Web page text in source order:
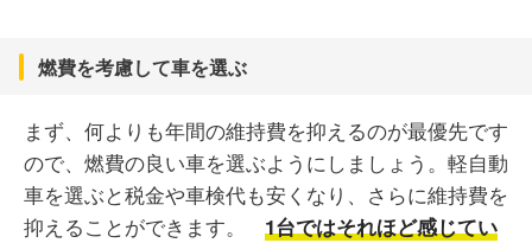
燃費を考慮して車を選ぶ
まず、何よりも年間の維持費を抑えるのが最優先です
ので、燃費の良い車を選ぶようにしましょう。軽自動
車を選ぶと税金や車検代も安くなり、さらに維持費を
抑えることができます。
1台ではそれほど感じてい